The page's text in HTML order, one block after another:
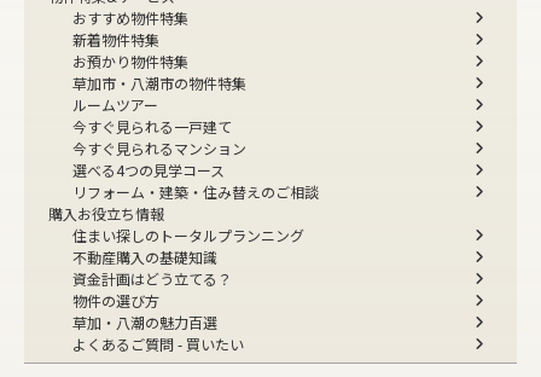
おすすめ物件特集
新着物件特集
お預かり物件特集
草加市・八潮市の物件特集
ルームツアー
今すぐ見られる一戸建て
今すぐ見られるマンション
選べる4つの見学コース
リフォーム・建築・住み替えのご相談
購入お役立ち情報
住まい探しのトータルプランニング
不動産購入の基礎知識
資金計画はどう立てる？
物件の選び方
草加・八潮の魅力百選
よくあるご質問 - 買いたい